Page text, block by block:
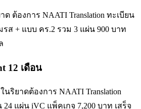
ต้องการ NAATI Translation ทะเบียน
ส + แบบ คร.2 รวม 3 แผ่น 900 บาท
12 เดือน
นริยาดต้องการ NAATI Translation
24 แผ่น iVC แพ็คเกจ 7,200 บาท เสร็จ